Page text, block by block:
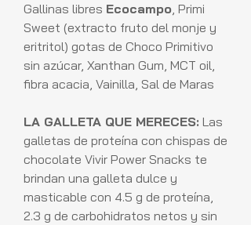
Gallinas libres Ecocampo, Primi
Sweet (extracto fruto del monje y
eritritol) gotas de Choco Primitivo
sin azúcar, Xanthan Gum, MCT oil,
fibra acacia, Vainilla, Sal de Maras
LA GALLETA QUE MERECES: Las
galletas de proteína con chispas de
chocolate Vivir Power Snacks te
brindan una galleta dulce y
masticable con 4.5 g de proteína,
2.3 g de carbohidratos netos y sin